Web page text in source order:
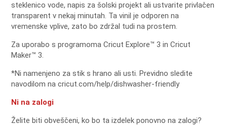
steklenico vode, napis za šolski projekt ali ustvarite privlačen
transparent v nekaj minutah. Ta vinil je odporen na
vremenske vplive, zato bo zdržal tudi na prostem.
Za uporabo s programoma Cricut Explore™ 3 in Cricut
Maker™ 3.
*Ni namenjeno za stik s hrano ali usti. Previdno sledite
navodilom na cricut.com/help/dishwasher-friendly
Ni na zalogi
Želite biti obveščeni, ko bo ta izdelek ponovno na zalogi?